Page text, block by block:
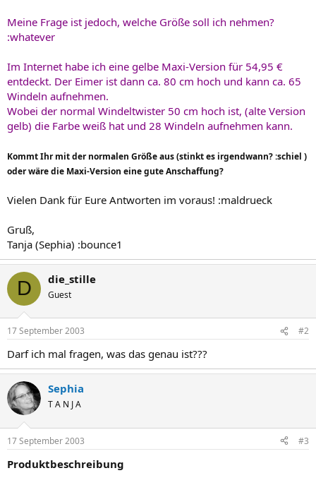
Meine Frage ist jedoch, welche Größe soll ich nehmen?
:whatever
Im Internet habe ich eine gelbe Maxi-Version für 54,95 €
entdeckt. Der Eimer ist dann ca. 80 cm hoch und kann ca. 65
Windeln aufnehmen.
Wobei der normal Windeltwister 50 cm hoch ist, (alte Version
gelb) die Farbe weiß hat und 28 Windeln aufnehmen kann.
Kommt Ihr mit der normalen Größe aus (stinkt es irgendwann? :schiel )
oder wäre die Maxi-Version eine gute Anschaffung?
Vielen Dank für Eure Antworten im voraus! :maldrueck
Gruß,
Tanja (Sephia) :bounce1
D die_stille
Guest
17 September 2003 #2
Darf ich mal fragen, was das genau ist???
Sephia
T A N J A
17 September 2003 #3
Produktbeschreibung